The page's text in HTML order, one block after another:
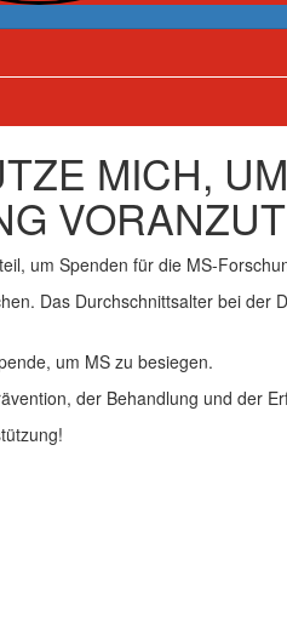
MICH,
um Spenden für die MS-
Das Durchschnittsalter bei der
um MS zu besiegen.
der Behandlung und der